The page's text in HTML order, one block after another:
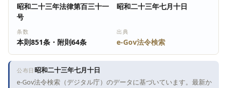
昭和二十三年法律第百三十一
号
昭和二十三年七月十日
条数
本則851条・附則64条
出典
e-Gov法令検索
公布日 昭和二十三年七月十日
e-Gov法令検索（デジタル庁）のデータに基づいています。最新か